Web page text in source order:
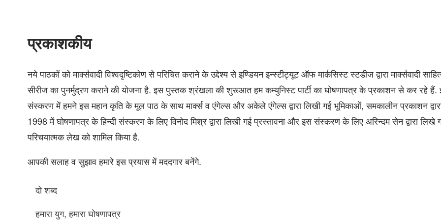
प्रकाशकीय
नये पाठकों को मार्क्सवादी विश्वदृष्टिकोण से परिचित कराने के उद्देश्य से इण्डियन इन्स्टीट्यूट ऑफ मार्कसिस्ट स्टडीज द्वारा मार्क्सवादी
सीरीज का पुनर्मुद्रण कराने की योजना है. इस पुस्तक श्रंखला की शुरूआत हम कम्युनिस्ट पार्टी का घोषणापत्र के प्रकाशन से कर रहे हैं.
संस्करण में हमने इस महान कृति के मूल पाठ के साथ मार्क्स व एंगेल्स और अकेले एंगेल्स द्वारा लिखी गई भूमिकाओं, समकालीन प्रकाशन
1998 में घोषणापत्र के हिन्दी संस्करण के लिए विनोद मिश्र द्वारा लिखी गई प्रस्तावना और इस संस्करण के लिए अरिन्दम सेन द्वारा लिखे
परिचयात्मक लेख को शामिल किया है.
आपकी सलाह व सुझाव हमारे इस प्रयास में मददगार बनेंगे.
दो शब्द
हमारा युग, हमारा घोषणापत्र